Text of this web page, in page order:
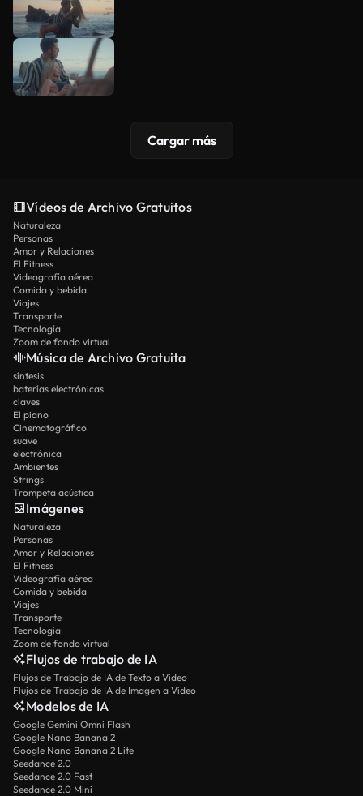
Cargar más
Vídeos de Archivo Gratuitos
Naturaleza
Personas
Amor y Relaciones
El Fitness
Videografía aérea
Comida y bebida
Viajes
Transporte
Tecnología
Zoom de fondo virtual
Música de Archivo Gratuita
síntesis
baterías electrónicas
claves
El piano
Cinematográfico
suave
electrónica
Ambientes
Strings
Trompeta acústica
Imágenes
Naturaleza
Personas
Amor y Relaciones
El Fitness
Videografía aérea
Comida y bebida
Viajes
Transporte
Tecnología
Zoom de fondo virtual
Flujos de trabajo de IA
Flujos de Trabajo de IA de Texto a Vídeo
Flujos de Trabajo de IA de Imagen a Vídeo
Modelos de IA
Google Gemini Omni Flash
Google Nano Banana 2
Google Nano Banana 2 Lite
Seedance 2.0
Seedance 2.0 Fast
Seedance 2.0 Mini